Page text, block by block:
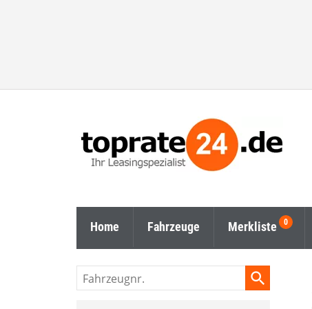
Home Fahrzeuge Merkliste
Fahrzeugnr.